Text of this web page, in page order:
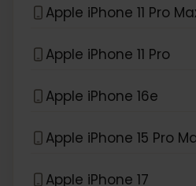
Apple iPhone 11 Pro
Apple iPhone 11 Pro
Apple iPhone 16e
Apple iPhone 15 Pro
Apple iPhone 17